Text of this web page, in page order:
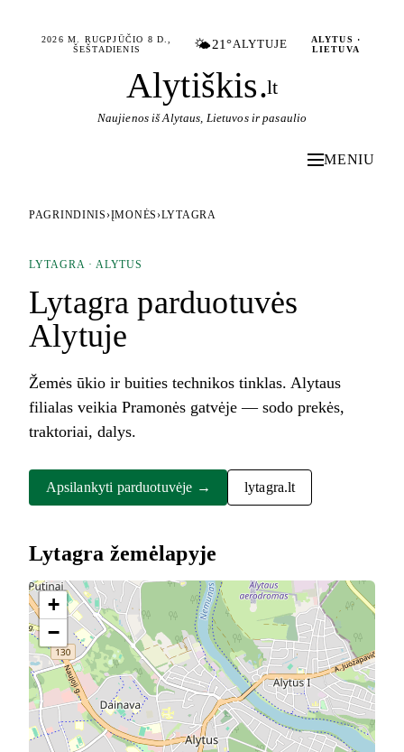
2026 M. RUGPJŪČIO 8 D.,
ŠEŠTADIENIS
🌤️21°ALYTUJE
ALYTUS ·
LIETUVA
Alytiškis.lt
Naujienos iš Alytaus, Lietuvos ir pasaulio
MENIU
PAGRINDINIS ›ĮMONĖS ›LYTAGRA
LYTAGRA · ALYTUS
Lytagra parduotuvės
Alytuje
Žemės ūkio ir buities technikos tinklas. Alytaus
filialas veikia Pramonės gatvėje — sodo prekės,
traktoriai, dalys.
Apsilankyti parduotuvėje → lytagra.lt
Lytagra žemėlapyje
+
−